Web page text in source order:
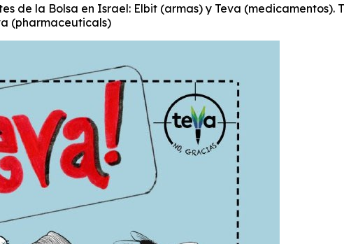
de la Bolsa en Israel: Elbit (armas) y Teva (medicamentos).
(pharmaceuticals)